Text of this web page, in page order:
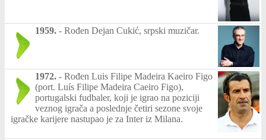
1959. - Rođen Dejan Cukić, srpski muzičar.
1972. - Rođen Luis Filipe Madeira Kaeiro Figo
(port. Luís Filipe Madeira Caeiro Figo),
portugalski fudbaler, koji je igrao na poziciji
veznog igrača a poslednje četiri sezone svoje
igračke karijere nastupao je za Inter iz Milana.